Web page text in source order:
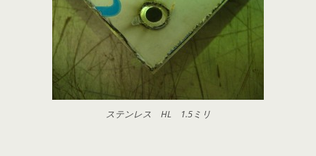
ステンレス HL 1.5ミリ